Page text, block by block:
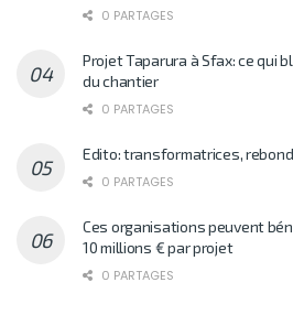
0 PARTAGES
Projet Taparura à Sfax: ce qui
du chantier
0 PARTAGES
Edito: transformatrices,
0 PARTAGES
Ces organisations peuvent
10 millions € par projet
0 PARTAGES